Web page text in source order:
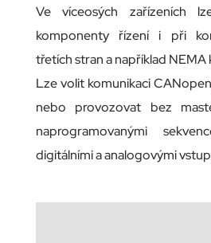
Ve víceosých zařízeních
komponenty řízení i při
třetích stran a například
Lze volit komunikaci
nebo provozovat bez
naprogramovanými
digitálními a analogovými